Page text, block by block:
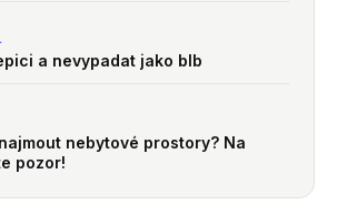
a nevypadat jako blb
nebytové prostory? Na
pozor!